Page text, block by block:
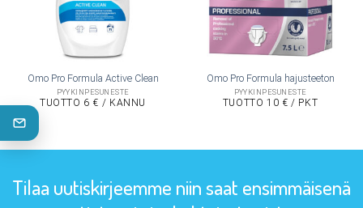
Omo Pro Formula Active Clean
PYYKINPESUNESTE
TUOTTO 6 € / KANNU
Omo Pro Formula hajusteeton
PYYKINPESUNESTE
TUOTTO 10 € / PKT
Tilaa uutiskirjeemme niin saat ensimmäisenä